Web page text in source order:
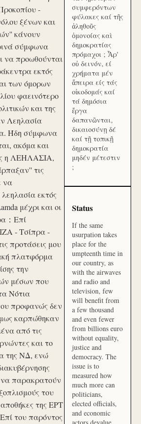
-
ξένων και
κάνουν
σύμφωνα
να προωθούνται
εκτός
των όμορων
φαεινότερο
και της
Λεηλασία
Ήδη σύμφωνα
ακόμα και
η ΛΕΗΛΑΣΙΑ,
τις
να
εκτός
μέχρι και οι
：Επί
- Τσίπρα -
προτάσεις μου
πλατφόρμα
την
μέσων που
Νότια
προφανώς δεν
καρπώθηκαν
από τις
και το
της ΝΔ, ενώ
παρακρατούν
του
της ΕΡΤ
του παρόντος
συμφερόντων
φύλακες καί τῆς
ἀληθοῦς
ὁμονοίας καὶ
δημοκρατίας
πρόμαχοι ; Ἆρ'
οὐ δεινόν, εί
χρήματα μέν
ἄπειρα είς τάς
οἰκοδομάς καί
τά δημόσια
ἔργα
δαπανῶνται,
δικαιοσύνῃ δέ
καί τῇ τοπικῇ
δημοκρατία
μηδέν μέτεστιν
;
Status
If the same
usurpation takes
place for the
umpteenth time in
our country, as
with the airwaves
and radio and
television, few
will benefit from
a few thousand
and even fewer
from billions euro
without equality,
justice and
democracy. The
issue is to
measured how
much more can
politicians,
elected officials,
and economic